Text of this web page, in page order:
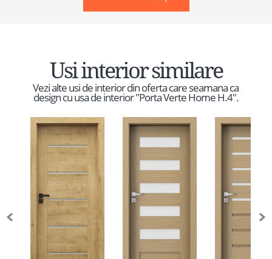
Usi interior similare
Vezi alte usi de interior din oferta care seamana ca
design cu usa de interior "Porta Verte Home H.4".